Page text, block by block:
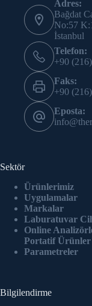
Adres:
Bağdat
No:57
İstanbul
Telefon:
+90
Faks:
+90
Eposta:
Sektör
Ürünlerimiz
Uygulamalar
Markalar
Laburatuvar
Online
Portatif Ürünler
Parametreler
Bilgilendirme